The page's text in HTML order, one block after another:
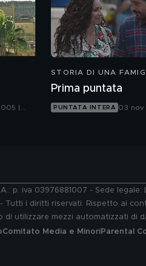
|
STORIA DI UNA
Prima puntata
PUNTATA INTERA 03 nov
p. iva 03976881007 - Sede
Tutti i diritti riservati. Rispetto ai
utilizzare mezzi automatizzati di
Comitato Media e MinoriParental